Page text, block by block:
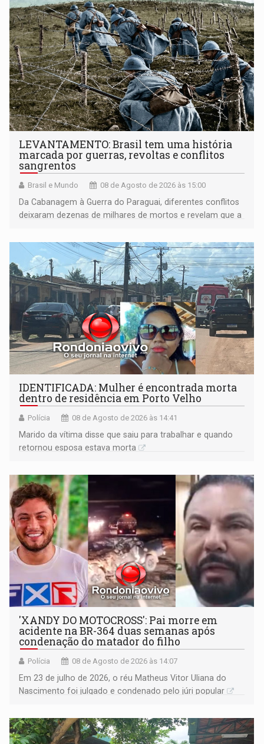
LEVANTAMENTO: Brasil tem uma história
marcada por guerras, revoltas e conflitos
sangrentos
Brasil e Mundo 08 de Agosto de 2026 às 15:00
Da Cabanagem à Guerra do Paraguai, diferentes conflitos
deixaram dezenas de milhares de mortos e revelam que a
territoriais e sociais
IDENTIFICADA: Mulher é encontrada morta
dentro de residência em Porto Velho
Polícia 08 de Agosto de 2026 às 14:41
Marido da vítima disse que saiu para trabalhar e quando
retornou esposa estava morta
'XANDY DO MOTOCROSS': Pai morre em
acidente na BR-364 duas semanas após
condenação do matador do filho
Polícia 08 de Agosto de 2026 às 14:07
Em 23 de julho de 2026, o réu Matheus Vitor Uliana do
Nascimento foi julgado e condenado pelo júri popular